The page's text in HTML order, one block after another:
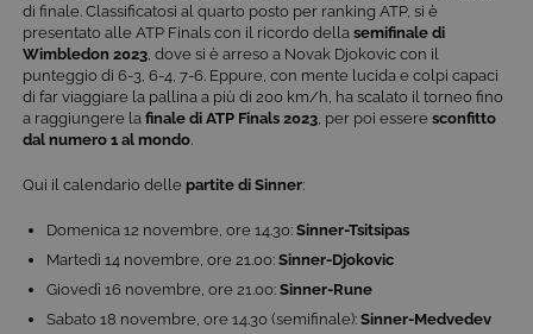
di finale. Classificatosi al quarto posto per ranking ATP, si è
presentato alle ATP Finals con il ricordo della semifinale di
Wimbledon 2023 , dove si è arreso a Novak Djokovic con il
punteggio di 6-3, 6-4, 7-6. Eppure, con mente lucida e colpi capaci
di far viaggiare la pallina a più di 200 km/h, ha scalato il torneo fino
a raggiungere la finale di ATP Finals 2023 , per poi essere sconfitto
dal numero 1 al mondo
Qui il calendario delle partite di Sinner:
Domenica 12 novembre, ore 14.30: Sinner-Tsitsipas
Martedì 14 novembre, ore 21.00: Sinner-Djokovic
Giovedì 16 novembre, ore 21.00: Sinner-Rune
Sabato 18 novembre, ore 14.30 (semifinale): Sinner-Medvedev